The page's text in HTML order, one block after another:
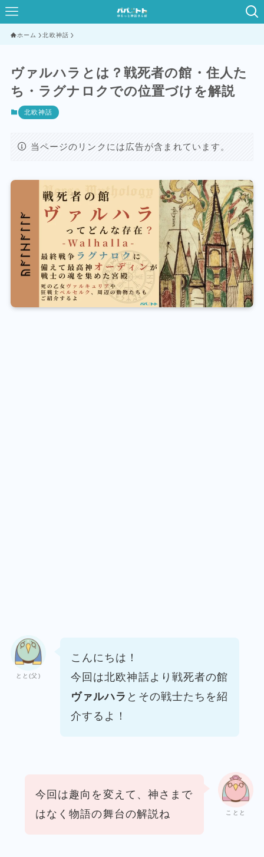
ホーム 北欧神話
ヴァルハラとは？戦死者の館・住人た
ち・ラグナロクでの位置づけを解説
北欧神話
当ページのリンクには広告が含まれています。
とと(父)
こんにちは！
今回は北欧神話より戦死者の館
ヴァルハラ と その戦士たちを紹
介するよ！
ことと
今回は趣向を変えて、神さまで
はなく物語の舞台の解説ね